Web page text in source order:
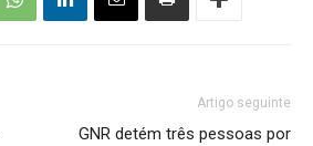
Artigo seguinte
GNR detém três pessoas por